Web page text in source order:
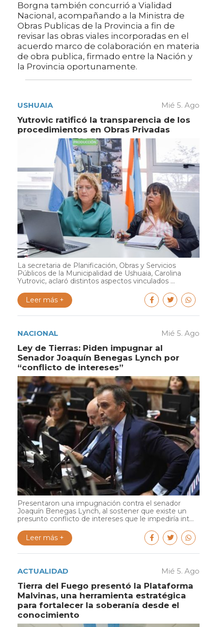
Borgna también concurrió a Vialidad
Nacional, acompañando a la Ministra de
Obras Publicas de la Provincia a fin de
revisar las obras viales incorporadas en el
acuerdo marco de colaboración en materia
de obra publica, firmado entre la Nación y
la Provincia oportunamente.
USHUAIA Mié 5. Ago
Yutrovic ratificó la transparencia de los
procedimientos en Obras Privadas
La secretaria de Planificación, Obras y Servicios
Públicos de la Municipalidad de Ushuaia, Carolina
Yutrovic, aclaró distintos aspectos vinculados ...
Leer más +
NACIONAL Mié 5. Ago
Ley de Tierras: Piden impugnar al
Senador Joaquín Benegas Lynch por
“conflicto de intereses”
Presentaron una impugnación contra el senador
Joaquín Benegas Lynch, al sostener que existe un
presunto conflicto de intereses que le impediría int...
Leer más +
ACTUALIDAD Mié 5. Ago
Tierra del Fuego presentó la Plataforma
Malvinas, una herramienta estratégica
para fortalecer la soberanía desde el
conocimiento